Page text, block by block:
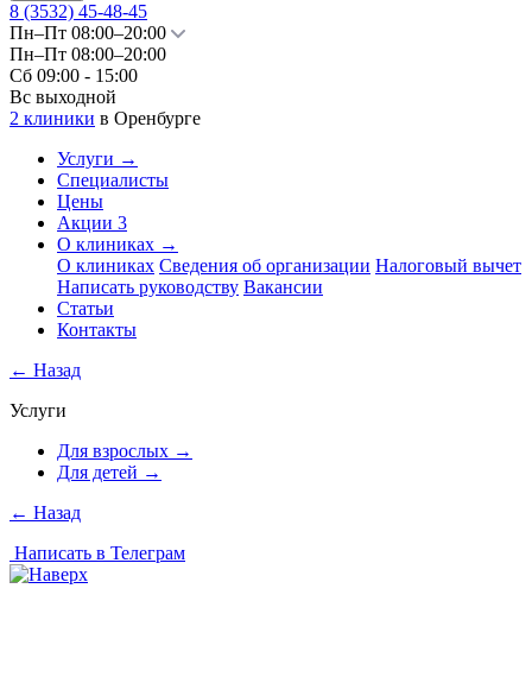
8 (3532) 45-48-45
Пн–Пт 08:00–20:00
Пн–Пт 08:00–20:00
Сб 09:00 - 15:00
Вс выходной
2 клиники в Оренбурге
Услуги →
Специалисты
Цены
Акции 3
О клиниках →
О клиниках Сведения об организации Налоговый вычет
Написать руководству Вакансии
Статьи
Контакты
← Назад
Услуги
Для взрослых →
Для детей →
← Назад
Написать в Телеграм